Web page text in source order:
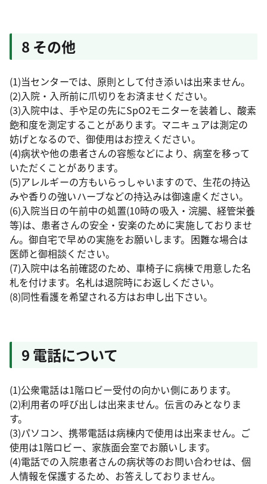
8 その他
(1)当センターでは、原則として付き添いは出来ません。
(2)入院・入所前に爪切りをお済ませください。
(3)入院中は、手や足の先にSpO2モニターを装着し、酸素
飽和度を測定することがあります。マニキュアは測定の
妨げとなるので、御使用はお控えください。
(4)病状や他の患者さんの容態などにより、病室を移って
いただくことがあります。
(5)アレルギーの方もいらっしゃいますので、生花の持込
みや香りの強いハーブなどの持込みは御遠慮ください。
(6)入院当日の午前中の処置(10時の吸入・浣腸、経管栄養
等)は、患者さんの安全・安楽のために実施しておりませ
ん。御自宅で早めの実施をお願いします。困難な場合は
医師と御相談ください。
(7)入院中は名前確認のため、車椅子に病棟で用意した名
札を付けます。名札は退院時にお返しください。
(8)同性看護を希望される方はお申し出下さい。
9 電話について
(1)公衆電話は1階ロビー受付の向かい側にあります。
(2)利用者の呼び出しは出来ません。伝言のみとなりま
す。
(3)パソコン、携帯電話は病棟内で使用は出来ません。ご
使用は1階ロビー、家族面会室でお願いします。
(4)電話での入院患者さんの病状等のお問い合わせは、個
人情報を保護するため、お答えしておりません。